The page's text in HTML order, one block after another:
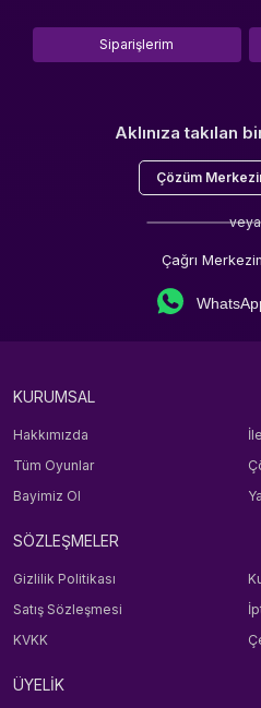
Siparişlerim
Aklınıza takılan
Çözüm
veya
Çağrı
KURUMSAL
Hakkımızda
Tüm Oyunlar
Bayimiz Ol
SÖZLEŞMELER
Gizlilik Politikası
Satış Sözleşmesi
KVKK
ÜYELİK